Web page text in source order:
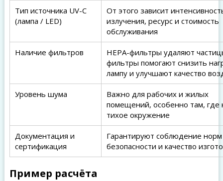
Тип источника UV-C
(лампа / LED)
От этого зависит
излучения, ресурс и стоимость
обслуживания
Наличие фильтров
HEPA-фильтры удаляют
фильтры помогают снизить
лампу и улучшают качество
Уровень шума
Важно для рабочих и жилых
помещений, особенно там, где
тихое окружение
Документация и
сертификация
Гарантируют соблюдение норм
безопасности и качество
Пример расчёта